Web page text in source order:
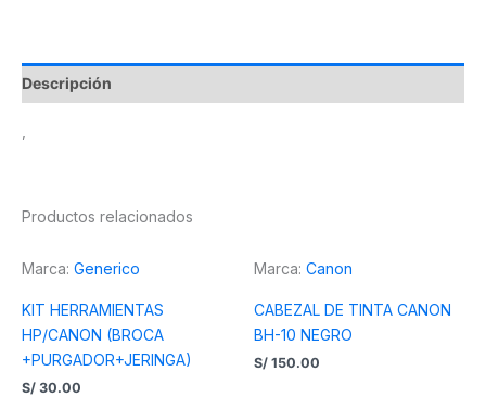
Descripción
Productos relacionados
Marca: Generico
KIT HERRAMIENTAS
HP/CANON (BROCA
+PURGADOR+JERINGA)
S/ 30.00
Marca: Canon
CABEZAL DE TINTA CANON
BH-10 NEGRO
S/ 150.00